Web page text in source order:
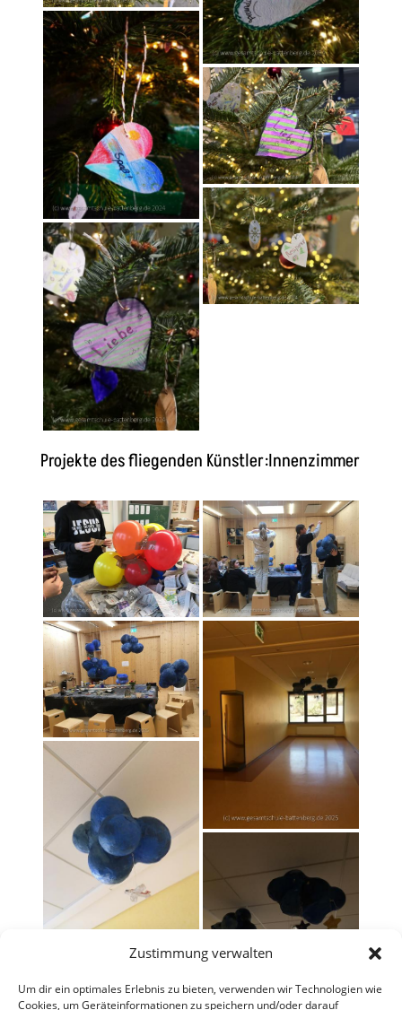
Zustimmung verwalten
Um dir ein optimales Erlebnis zu bieten, verwenden wir Technologien wie
Cookies, um Geräteinformationen zu speichern und/oder darauf
Projekte des fliegenden Künstler:Innenzimmer